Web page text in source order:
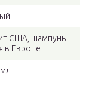
США, шампунь
в Европе